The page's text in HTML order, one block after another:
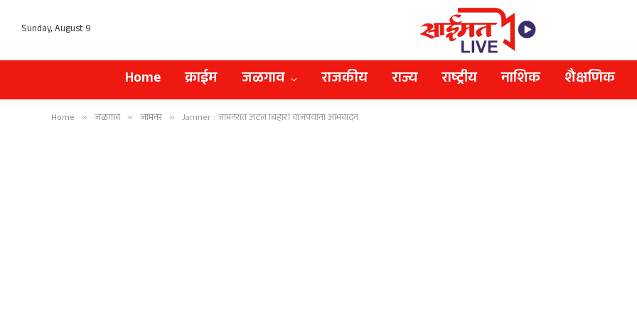
Sunday, August 9
Home क्राईम जळगाव राजकीय राज्य राष्ट्रीय नाशिक शैक्षणिक
Home » जळगाव » जामनेर » Jamner : जामनेरात अटल बिहारी वाजपेयींना अभिवादन